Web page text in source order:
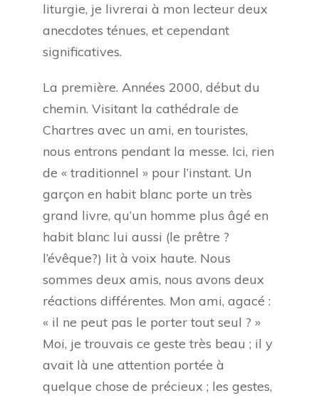
liturgie, je livrerai à mon lecteur deux
anecdotes ténues, et cependant
significatives.
La première. Années 2000, début du
chemin. Visitant la cathédrale de
Chartres avec un ami, en touristes,
nous entrons pendant la messe. Ici, rien
de « traditionnel » pour l’instant. Un
garçon en habit blanc porte un très
grand livre, qu’un homme plus âgé en
habit blanc lui aussi (le prêtre ?
l’évêque?) lit à voix haute. Nous
sommes deux amis, nous avons deux
réactions différentes. Mon ami, agacé :
« il ne peut pas le porter tout seul ? »
Moi, je trouvais ce geste très beau ; il y
avait là une attention portée à
quelque chose de précieux ; les gestes,